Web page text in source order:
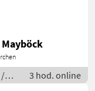
/
3 hod. online